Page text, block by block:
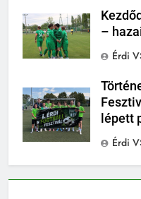
–
Érdi
lépett
Érdi